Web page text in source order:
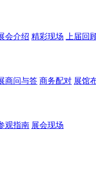
会介绍 精彩现场 上届回
商问与答 商务配对 展馆
观指南 展会现场